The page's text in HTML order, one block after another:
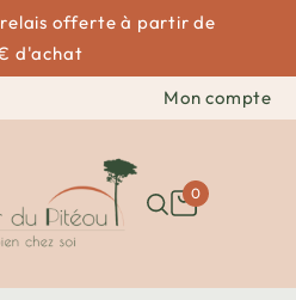
offerte à partir de
d'achat
Mon compte
0